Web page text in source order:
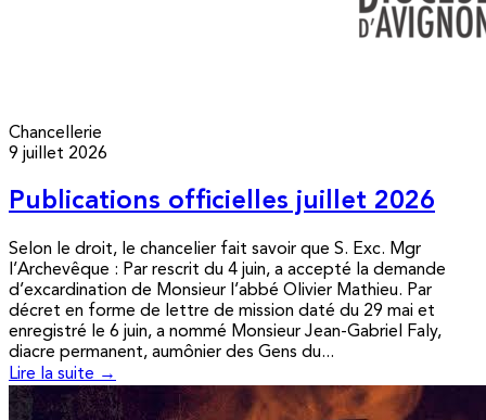
Chancellerie
9 juillet 2026
Publications officielles juillet 2026
Selon le droit, le chancelier fait savoir que S. Exc. Mgr
l’Archevêque : Par rescrit du 4 juin, a accepté la demande
d’excardination de Monsieur l’abbé Olivier Mathieu. Par
décret en forme de lettre de mission daté du 29 mai et
enregistré le 6 juin, a nommé Monsieur Jean-Gabriel Faly,
diacre permanent, aumônier des Gens du...
Lire la suite →